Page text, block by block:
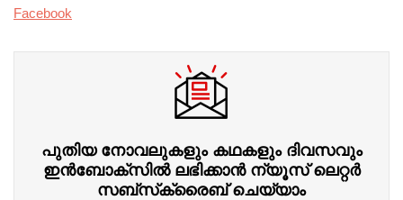
Facebook
പുതിയ നോവലുകളും കഥകളും ദിവസവും
ഇന്‍ബോക്‌സില്‍ ലഭിക്കാന്‍ ന്യൂസ് ലെറ്റർ
സബ്‌സ്‌ക്രൈബ് ചെയ്യാം